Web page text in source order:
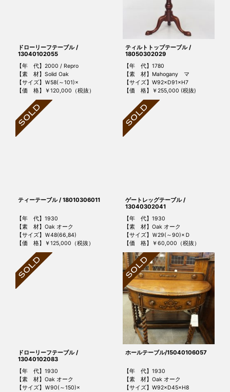
ドローリーフテーブル /
13040102055
【年 代】2000 / Repro
【素 材】Solid Oak
【サイズ】Ｗ58(～101)×
【価 格】￥120,000（税抜）
ティルトトップテーブル /
18050302029
【年 代】1780
【素 材】Mahogany マ
【サイズ】W92×D91×H7
【価 格】￥255,000 (税抜)
ティーテーブル / 18010306011
【年 代】1930
【素 材】Oak オーク
【サイズ】Ｗ48(66,84)
【価 格】￥125,000（税抜）
ゲートレッグテーブル /
13040302041
【年 代】1930
【素 材】Oak オーク
【サイズ】Ｗ29(～90)×Ｄ
【価 格】￥60,000（税抜）
ドローリーフテーブル /
13040102083
【年 代】1930
【素 材】Oak オーク
【サイズ】Ｗ90(～150)×
ホールテーブル/15040106057
【年 代】1930
【素 材】Oak オーク
【サイズ】W92×D45×H8